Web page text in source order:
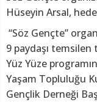
Hüseyin Arsal,
“Söz Gençte”
9 paydaşı temsilen
Yüz Yüze
Yaşam Topluluğu
Gençlik Derneği